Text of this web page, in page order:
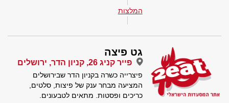
המלצות
גט פיצה
פייר קניג 26, קניון הדר, ירושלים
פיצרייה כשרה בקניון הדר שבירושלים
המציעה מבחר ענק של פיצות, סלטים,
כריכים ופסטות. מתאים לטבעונים.